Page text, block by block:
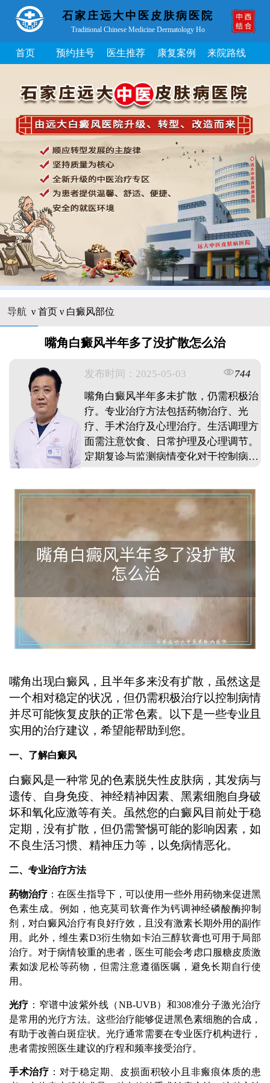
石家庄远大中医皮肤病医院
Traditional Chinese Medicine Dermatology Ho
首页 预约挂号 医生推荐 康复案例 来院路线
导航 ν 首页ν 白癜风部位
嘴角白癜风半年多了没扩散怎么治
发布时间：2025-05-03
744
嘴角白癜风半年多未扩散，仍需积极治
疗。专业治疗方法包括药物治疗、光
疗、手术治疗及心理治疗。生活调理方
面需注意饮食、日常护理及心理调节。
定期复诊与监测病情变化对于控制病情
嘴角出现白癜风，且半年多来没有扩散，虽然这是
一个相对稳定的状况，但仍需积极治疗以控制病情
并尽可能恢复皮肤的正常色素。以下是一些专业且
实用的治疗建议，希望能帮助到您。
一、了解白癜风
白癜风是一种常见的色素脱失性皮肤病，其发病与
遗传、自身免疫、神经精神因素、黑素细胞自身破
坏和氧化应激等有关。虽然您的白癜风目前处于稳
定期，没有扩散，但仍需警惕可能的影响因素，如
不良生活习惯、精神压力等，以免病情恶化。
二、专业治疗方法
药物治疗 ：在医生指导下，可以使用一些外用药物来促进黑
色素生成。例如，他克莫司软膏作为钙调神经磷酸酶抑制
剂，对白癜风治疗有良好疗效，且没有激素长期外用的副作
用。此外，维生素D3衍生物如卡泊三醇软膏也可用于局部
治疗。对于病情较重的患者，医生可能会考虑口服糖皮质激
素如泼尼松等药物，但需注意遵循医嘱，避免长期自行使
用。
光疗 ：窄谱中波紫外线（NB-UVB）和308准分子激光治疗
是常用的光疗方法。这些治疗能够促进黑色素细胞的合成，
有助于改善白斑症状。光疗通常需要在专业医疗机构进行，
患者需按照医生建议的疗程和频率接受治疗。
手术治疗 ：对于稳定期、皮损面积较小且非瘢痕体质的患